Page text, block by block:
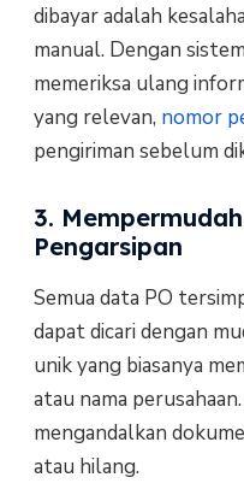
dibayar adalah
manual. Dengan
memeriksa ulang
yang relevan, nomor
pengiriman sebelum
3.
Pengarsipan
Semua data PO
dapat dicari dengan
unik yang biasanya
atau nama
mengandalkan
atau hilang.